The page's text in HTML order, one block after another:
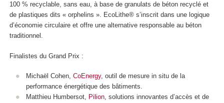
100 % recyclable, sans eau, à base de granulats de béton recyclé et
de plastiques dits « orphelins ». EcoLithe® s’inscrit dans une logique
d’économie circulaire et offre une alternative responsable au béton
traditionnel.
Finalistes du Grand Prix :
Michaël Cohen, CoEnergy, outil de mesure in situ de la
performance énergétique des bâtiments.
Matthieu Humbersot, Pilion, solutions innovantes d’accès et de